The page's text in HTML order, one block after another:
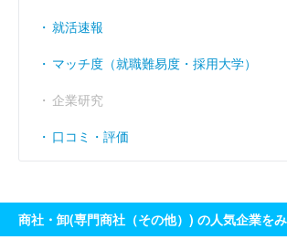
就活速報
マッチ度（就職難易度・採用大学）
企業研究
口コミ・評価
商社・卸(専門商社（その他）) の人気企業を